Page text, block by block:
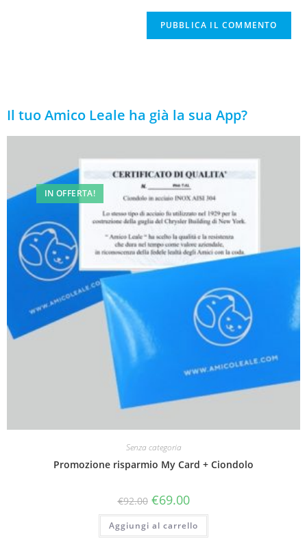
Il tuo Amico Leale ha già la sua App?
IN OFFERTA!
Senza categoria
Promozione risparmio My Card + Ciondolo
€92.00 €69.00
Aggiungi al carrello